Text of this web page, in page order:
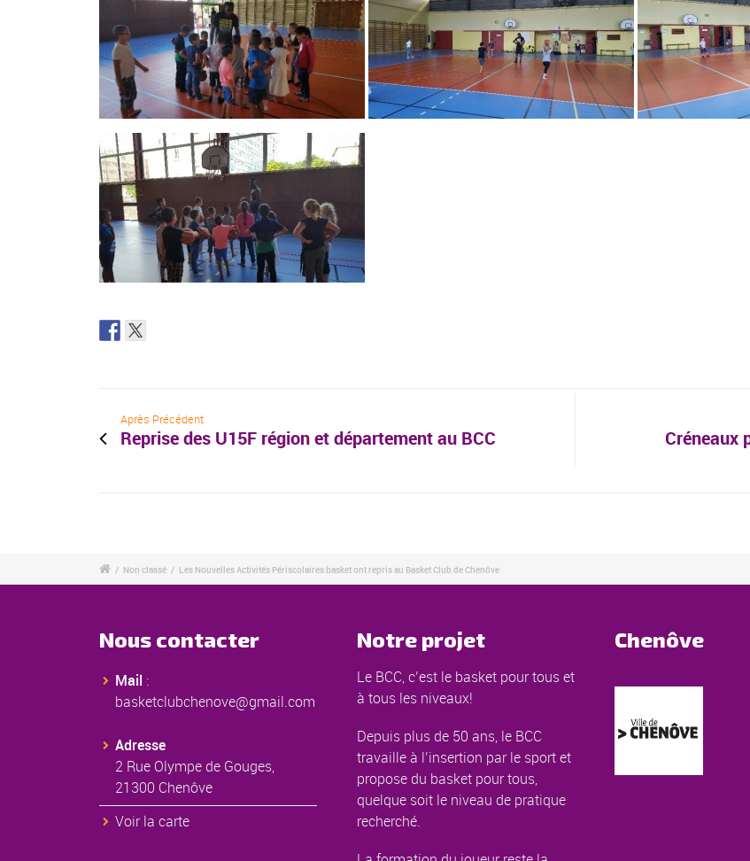
Après Précédent
Reprise des U15F région et département au BCC
Créneaux
/ Non classé / Les Nouvelles Activités Périscolaires basket ont repris au Basket Club de Chenôve
Nous contacter
Mail :
basketclubchenove@gmail.com
Adresse
2 Rue Olympe de Gouges,
21300 Chenôve
Voir la carte
Notre projet
Le BCC, c’est le basket pour tous et
à tous les niveaux!
Depuis plus de 50 ans, le BCC
travaille à l’insertion par le sport et
propose du basket pour tous,
quelque soit le niveau de pratique
recherché.
Chenôve